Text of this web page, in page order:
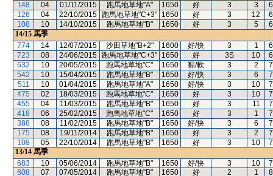
148
04 01/11/2015 跑馬地草地"A" 1650 好 3 3
126
04 22/10/2015 跑馬地草地"C+3" 1650 好 3 12
108
10 14/10/2015 跑馬地草地"B" 1650 好 3 5
14/15 馬季
774
14 12/07/2015 沙田草地"B+2" 1600 好/快 3 1
723
08 24/06/2015 跑馬地草地"C+3" 1650 好 3S 10
632
10 20/05/2015 跑馬地草地"C" 1650 黏/軟 3 2
542
10 15/04/2015 跑馬地草地"B" 1650 好/快 3 6
511
10 01/04/2015 跑馬地草地"A" 1650 好/快 3 10
475
02 18/03/2015 跑馬地草地"C" 1650 好 3 10
455
04 11/03/2015 跑馬地草地"B" 1650 好 3 11
418
06 25/02/2015 跑馬地草地"C" 1650 好 3 1
388
08 11/02/2015 跑馬地草地"B" 1650 好/快 3 6
175
08 19/11/2014 跑馬地草地"B" 1650 好 3 2
108
05 22/10/2014 跑馬地草地"B" 1650 好 3 10
13/14 馬季
683
10 05/06/2014 跑馬地草地"B" 1650 好/快 3 10
608
07 07/05/2014 跑馬地草地"B" 1650 好 2 1